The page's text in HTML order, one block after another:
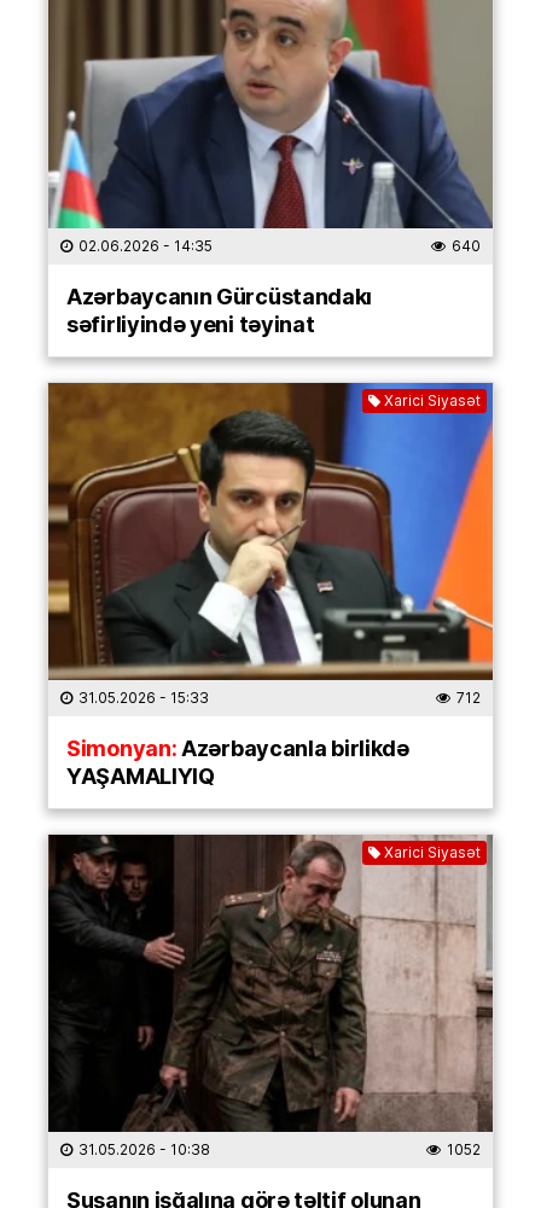
02.06.2026 - 14:35 640
Azərbaycanın Gürcüstandakı
səfirliyində yeni təyinat
Xarici Siyasət
31.05.2026 - 15:33 712
Simonyan:Azərbaycanla birlikdə
YAŞAMALIYIQ
Xarici Siyasət
31.05.2026 - 10:38 1052
Şuşanın işğalına görə təltif olunan